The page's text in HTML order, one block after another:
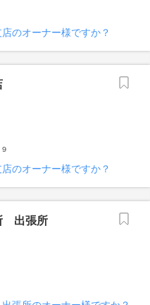
のオーナー様ですか？
のオーナー様ですか？
出張所